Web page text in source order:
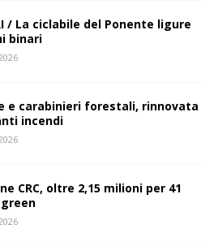
/ La ciclabile del Ponente ligure
binari
e carabinieri forestali, rinnovata
incendi
CRC, oltre 2,15 milioni per 41